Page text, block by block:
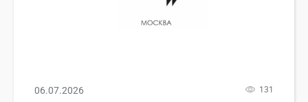
06.07.2026 131